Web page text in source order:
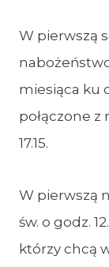
W pierwszą
miesiąca ku
połączone
17.15.
W pierwszą
św. o godz.
którzy chcą